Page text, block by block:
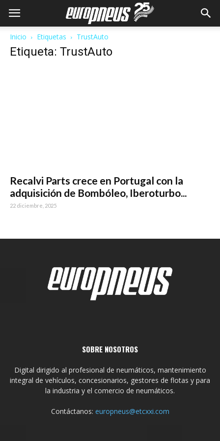
Inicio Etiquetas TrustAuto
Etiqueta: TrustAuto
Recalvi Parts crece en Portugal con la
adquisición de Bombóleo, Iberoturbo...
22 diciembre, 2025
SOBRE NOSOTROS
Digital dirigido al profesional de neumáticos, mantenimiento
integral de vehículos, concesionarios, gestores de flotas y para
la industria y el comercio de neumáticos.
Contáctanos: europneus@etcxxi.com